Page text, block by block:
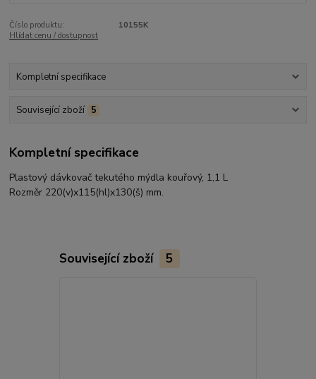
Číslo produktu:
10155K
Hlídat cenu / dostupnost
Kompletní specifikace
Související zboží 5
Kompletní specifikace
Plastový dávkovač tekutého mýdla kouřový, 1,1 L
Rozměr 220(v)x115(hl)x130(š) mm.
Související zboží 5